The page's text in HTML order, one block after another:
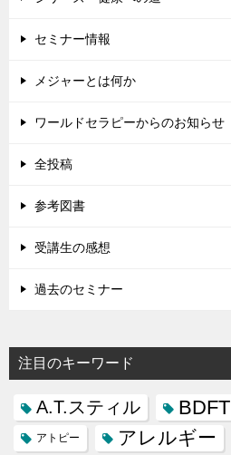
セミナー情報
メジャーとは何か
ワールドセラピーからのお知らせ
全投稿
参考図書
受講生の感想
過去のセミナー
注目のキーワード
A.T.スティル BDFT
アトピー アレルギー